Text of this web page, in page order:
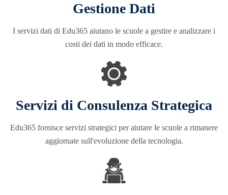
Gestione Dati
I servizi dati di Edu365 aiutano le scuole a gestire e analizzare i
costi dei dati in modo efficace.
Servizi di Consulenza Strategica
Edu365 fornisce servizi strategici per aiutare le scuole a rimanere
aggiornate sull'evoluzione della tecnologia.